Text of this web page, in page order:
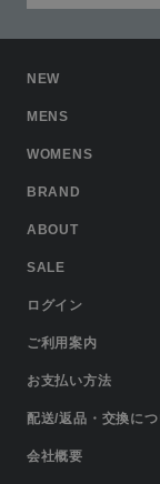
NEW
MENS
WOMENS
BRAND
ABOUT
SALE
ログイン
ご利用案内
お支払い方法
配送/返品・交換に
会社概要